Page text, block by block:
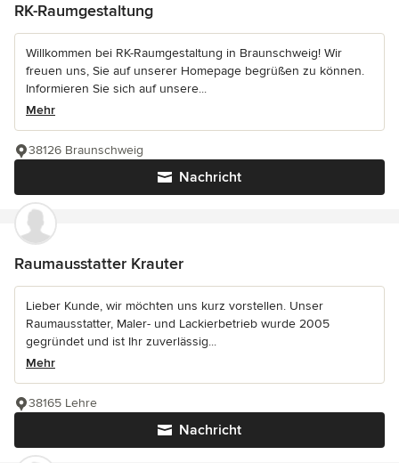
RK-Raumgestaltung
Willkommen bei RK-Raumgestaltung in Braunschweig! Wir
freuen uns, Sie auf unserer Homepage begrüßen zu können.
Informieren Sie sich auf unsere...
Mehr
Nachricht
38126 Braunschweig
Raumausstatter Krauter
Lieber Kunde, wir möchten uns kurz vorstellen. Unser
Raumausstatter, Maler- und Lackierbetrieb wurde 2005
gegründet und ist Ihr zuverlässig...
Mehr
Nachricht
38165 Lehre